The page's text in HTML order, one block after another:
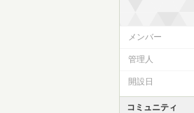
メンバー
管理人
開設日
コミュニティ